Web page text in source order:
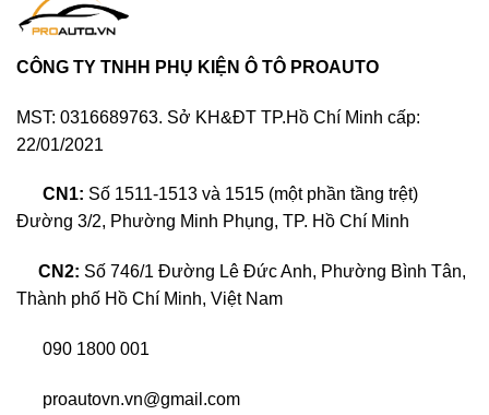
thanh của xe trong suốt quá trình lăn bánh. Lúc này
thông tin sẽ được truyền trực tiếp đến người lái xe
trong suốt quá trình tham gia giao thông, đồng thời
thông qua sóng không dây. Toàn bộ thông tin sẽ
được lưu trữ trong bộ nhớ của máy nên sẽ đảm bảo
CÔNG TY TNHH PHỤ KIỆN Ô TÔ PROAUTO
MST: 0316689763. Sở KH&ĐT TP.Hồ Chí Minh cấp:
22/01/2021
CN1: Số 1511-1513 và 1515 (một phần tầng trệt)
Đường 3/2, Phường Minh Phụng, TP. Hồ Chí Minh
CN2: Số 746/1 Đường Lê Đức Anh, Phường Bình Tân,
Thành phố Hồ Chí Minh, Việt Nam
090 1800 001
proautovn.vn@gmail.com